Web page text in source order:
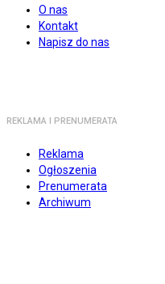
O nas
Kontakt
Napisz do nas
REKLAMA I PRENUMERATA
Reklama
Ogłoszenia
Prenumerata
Archiwum